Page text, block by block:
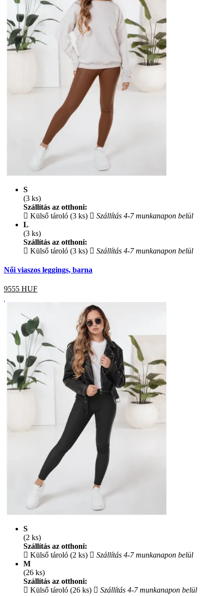
S
(3 ks)
Szállítás az otthoni:
Külső tároló (3 ks)
Szállítás 4-7 munkanapon belül
L
(3 ks)
Szállítás az otthoni:
Külső tároló (3 ks)
Szállítás 4-7 munkanapon belül
Női viaszos leggings, barna
9555 HUF
S
(2 ks)
Szállítás az otthoni:
Külső tároló (2 ks)
Szállítás 4-7 munkanapon belül
M
(26 ks)
Szállítás az otthoni:
Külső tároló (26 ks)
Szállítás 4-7 munkanapon belül